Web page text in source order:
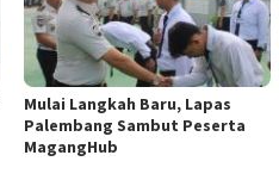
Mulai Langkah Baru, Lapas
Palembang Sambut Peserta
MagangHub